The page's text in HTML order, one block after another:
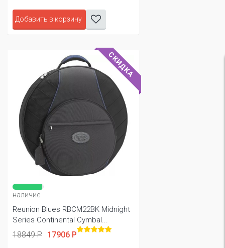
Добавить в корзину
СКИДКА
наличие
Reunion Blues RBCM22BK Midnight
Series Continental Cymbal...
18849 Р 17906 Р